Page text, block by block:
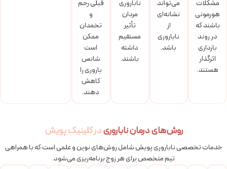
مشکلات
هورمونی
باشند که
در روند
بارداری
اثرگذار
هستند.
می‌تواند
نشانه‌ای
از
ناباروری
باشد.
ناباروری
مردان
تأثیر
مستقیم
داشته
باشند.
قبلی رحم
و
تخمدان
ممکن
است
شانس
باروری را
کاهش
دهند.
روش‌های درمان ناباروریدر کلینیک پویش
خدمات تخصصی ناباروری پویش شامل روش‌های نوین و علمی است که با همراهی
تیم متخصص برای هر زوج برنامه‌ریزی می‌شود.